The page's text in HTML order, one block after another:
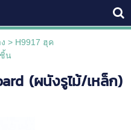
> H9917 ฮุค
น
(ผนังรูไม้/เหล็ก)